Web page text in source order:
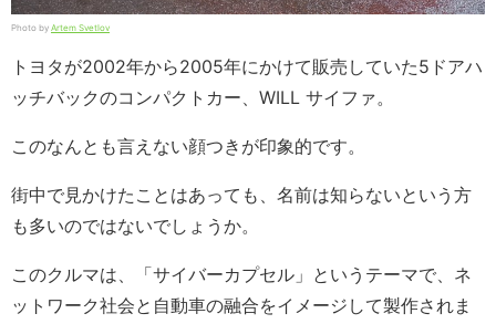
Photo by Artem Svetlov
トヨタが2002年から2005年にかけて販売していた5ドアハ
ッチバックのコンパクトカー、WILL サイファ。
このなんとも言えない顔つきが印象的です。
街中で見かけたことはあっても、名前は知らないという方
も多いのではないでしょうか。
このクルマは、「サイバーカプセル」というテーマで、ネ
ットワーク社会と自動車の融合をイメージして製作されま